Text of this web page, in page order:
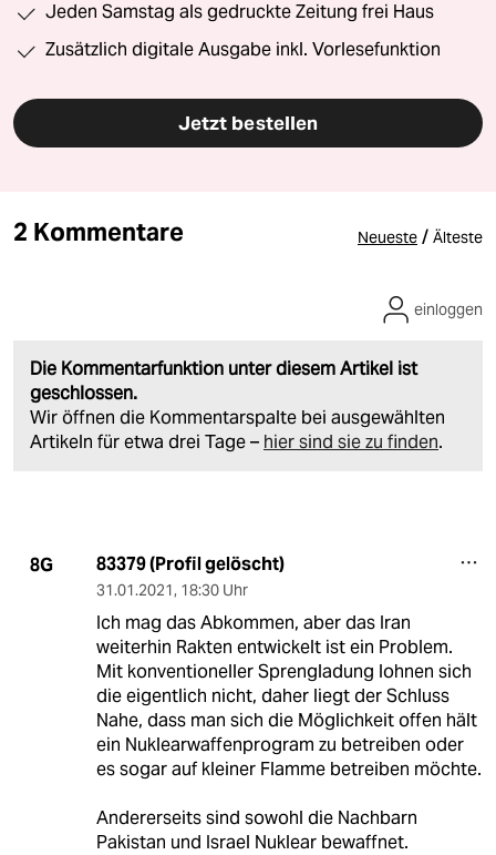
Jeden Samstag als gedruckte Zeitung frei Haus
Zusätzlich digitale Ausgabe inkl. Vorlesefunktion
Jetzt bestellen
2 Kommentare Neueste / Älteste
Die Kommentarfunktion unter diesem Artikel ist
geschlossen.
Wir öffnen die Kommentarspalte bei ausgewählten
Artikeln für etwa drei Tage – hier sind sie zu finden.
einloggen
8G 83379 (Profil gelöscht)
31.01.2021, 18:30 Uhr
Ich mag das Abkommen, aber das Iran
weiterhin Rakten entwickelt ist ein Problem.
Mit konventioneller Sprengladung lohnen sich
die eigentlich nicht, daher liegt der Schluss
Nahe, dass man sich die Möglichkeit offen hält
ein Nuklearwaffenprogram zu betreiben oder
es sogar auf kleiner Flamme betreiben möchte.
Andererseits sind sowohl die Nachbarn
Pakistan und Israel Nuklear bewaffnet.